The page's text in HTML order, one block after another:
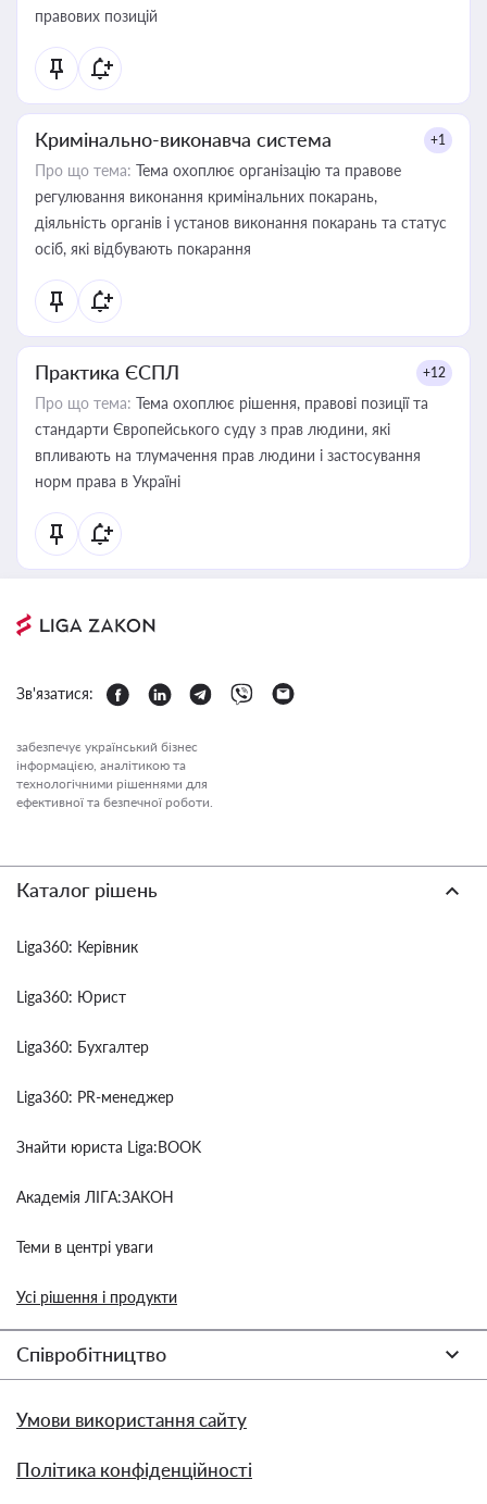
правових позицій
Кримінально-виконавча система +1
Про що тема: Тема охоплює організацію та правове
регулювання виконання кримінальних покарань,
діяльність органів і установ виконання покарань та статус
осіб, які відбувають покарання
Практика ЄСПЛ +12
Про що тема: Тема охоплює рішення, правові позиції та
стандарти Європейського суду з прав людини, які
впливають на тлумачення прав людини і застосування
норм права в Україні
Зв'язатися:
забезпечує український бізнес
інформацією, аналітикою та
технологічними рішеннями для
ефективної та безпечної роботи.
Каталог рішень
Liga360: Керівник
Liga360: Юрист
Liga360: Бухгалтер
Liga360: PR-менеджер
Знайти юриста Liga:BOOK
Академія ЛІГА:ЗАКОН
Теми в центрі уваги
Усі рішення і продукти
Співробітництво
Умови використання сайту
Політика конфіденційності